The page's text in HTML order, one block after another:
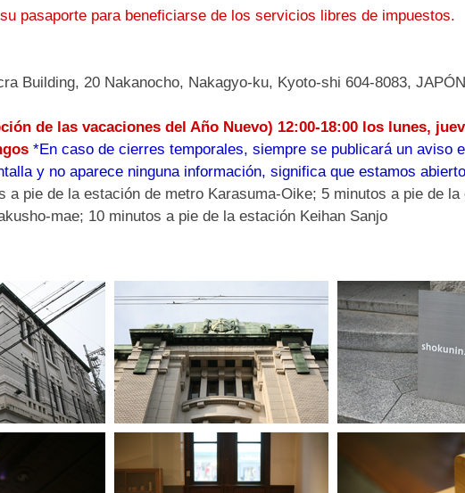
pasaporte para beneficiarse de los servicios libres de impuestos.
Building, 20 Nakanocho, Nakagyo-ku, Kyoto-shi 604-8083, JAPÓN
de las vacaciones del Año Nuevo) 12:00-18:00 los lunes,
*En caso de cierres temporales, siempre se publicará un aviso
y no aparece ninguna información, significa que estamos
a pie de la estación de metro Karasuma-Oike; 5 minutos a pie de la
mae; 10 minutos a pie de la estación Keihan Sanjo